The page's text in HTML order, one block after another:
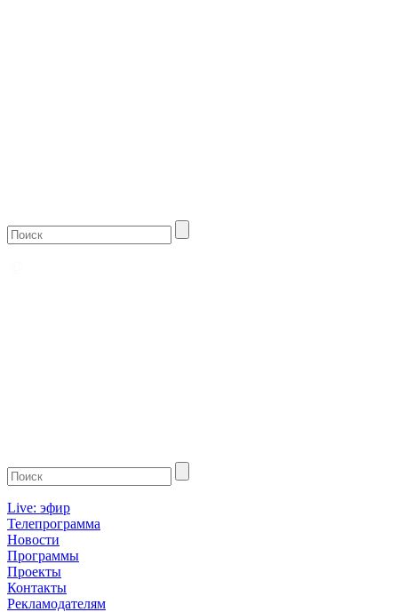
Live: эфир
Телепрограмма
Новости
Программы
Проекты
Контакты
Рекламодателям